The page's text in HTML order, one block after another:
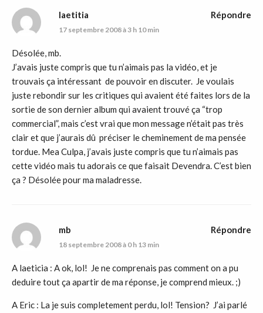
laetitia
17 septembre 2008 à 3 h 10 min
Désolée, mb.
J’avais juste compris que tu n’aimais pas la vidéo, et je
trouvais ça intéressant de pouvoir en discuter. Je voulais
juste rebondir sur les critiques qui avaient été faites lors de la
sortie de son dernier album qui avaient trouvé ça “trop
commercial”, mais c’est vrai que mon message n’était pas très
clair et que j’aurais dû préciser le cheminement de ma pensée
tordue. Mea Culpa, j’avais juste compris que tu n’aimais pas
cette vidéo mais tu adorais ce que faisait Devendra. C’est bien
ça ? Désolée pour ma maladresse.
Répondre
mb
18 septembre 2008 à 0 h 13 min
A laeticia : A ok, lol! Je ne comprenais pas comment on a pu
deduire tout ça apartir de ma réponse, je comprend mieux. ;)
A Eric : La je suis completement perdu, lol! Tension? J’ai parlé
Répondre